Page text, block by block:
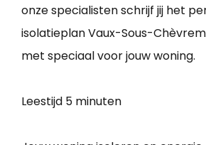
onze specialisten schrijf jij het
isolatieplan Vaux-Sous-
met speciaal voor jouw woning.
Leestijd 5 minuten